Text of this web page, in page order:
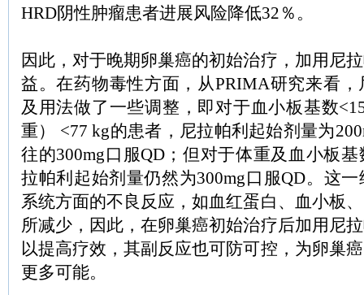
HRD阴性肿瘤患者进展风险降低32％。
因此，对于晚期卵巢癌的初始治疗，加用尼
益。在药物毒性方面，从PRIMA研究来看
及用法做了一些调整，即对于血小板基数
重） <77 kg的患者，尼拉帕利起始剂量为
往的300mg口服QD；但对于体重及血小板
拉帕利起始剂量仍然为300mg口服QD。这
系统方面的不良反应，如血红蛋白、血小板
所减少，因此，在卵巢癌初始治疗后加用尼
以提高疗效，其副反应也可防可控，为卵巢
更多可能。